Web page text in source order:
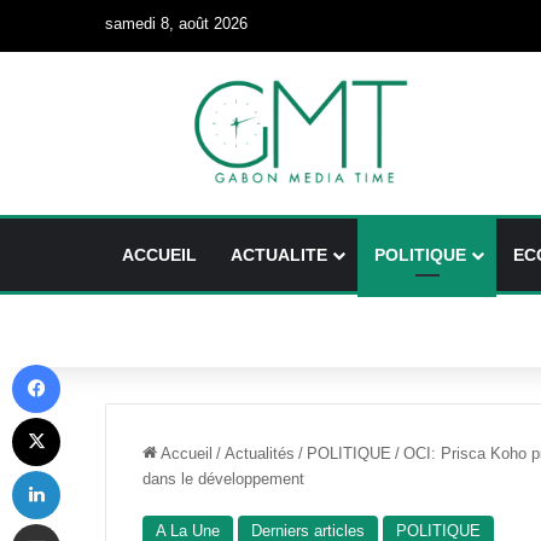
samedi 8, août 2026
ACCUEIL ACTUALITE POLITIQUE
Accueil / Actualités / POLITIQUE / OCI: Prisca Koho
dans le développement
A La Une Derniers articles POLITIQUE